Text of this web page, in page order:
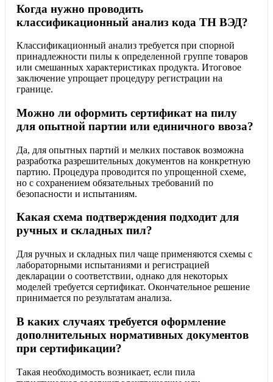
Когда нужно проводить
классификационный анализ кода ТН ВЭД?
Классификационный анализ требуется при спорной
принадлежности пилы к определенной группе товаров
или смешанных характеристиках продукта. Итоговое
заключение упрощает процедуру регистрации на
границе.
Можно ли оформить сертификат на пилу
для опытной партии или единичного ввоза?
Да, для опытных партий и мелких поставок возможна
разработка разрешительных документов на конкретную
партию. Процедура проводится по упрощенной схеме,
но с сохранением обязательных требований по
безопасности и испытаниям.
Какая схема подтверждения подходит для
ручных и складных пил?
Для ручных и складных пил чаще применяются схемы с
лабораторными испытаниями и регистрацией
декларации о соответствии, однако для некоторых
моделей требуется сертификат. Окончательное решение
принимается по результатам анализа.
В каких случаях требуется оформление
дополнительных нормативных документов
при сертификации?
Такая необходимость возникает, если пила